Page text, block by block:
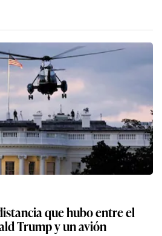
que hubo entre el
Trump y un avión